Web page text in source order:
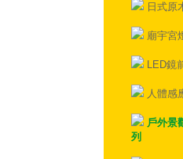
日式原
廟宇宮
LED鏡
人體感
戶外景
列